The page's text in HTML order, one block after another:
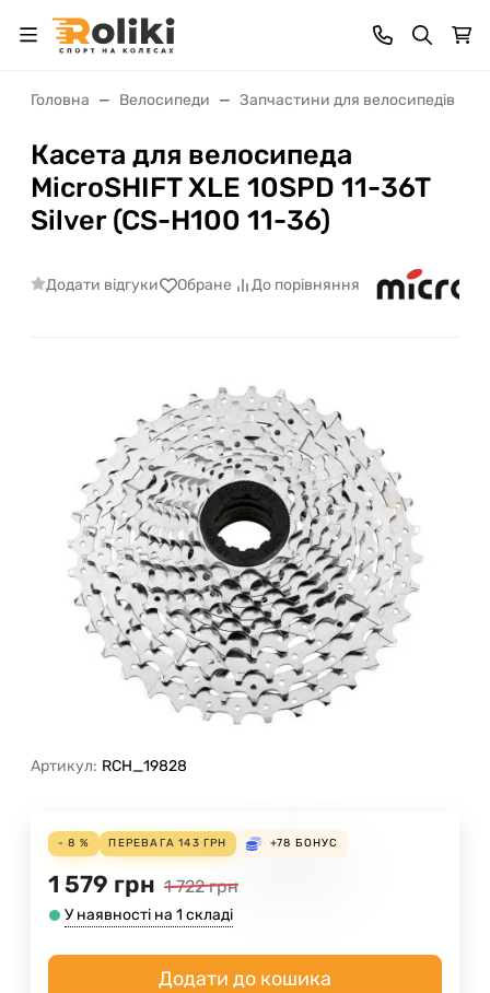
Головна Велосипеди Запчастини для велосипедів
Касета для велосипеда
MicroSHIFT XLE 10SPD 11-36T
Silver (CS-H100 11-36)
Додати відгуки Обране До порівняння
Артикул: RCH_19828
- 8 % ПЕРЕВАГА143 ГРН +78 БОНУС
1 579 грн 1 722 грн
У наявності на 1 складі
Додати до кошика